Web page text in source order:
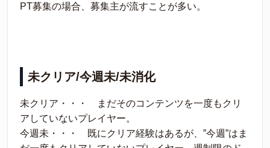
PT募集の場合、募集主が流すことが多い。
未クリア/今週未/未消化
未クリア・・・ まだそのコンテンツを一度もクリ
アしていないプレイヤー。
今週未・・・ 既にクリア経験はあるが、”今週”はま